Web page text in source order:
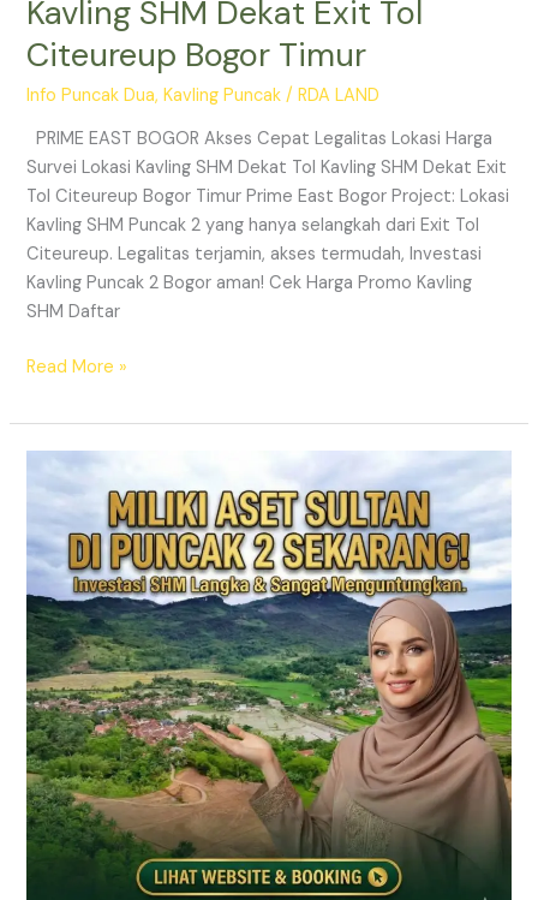
Kavling SHM Dekat Exit Tol
Citeureup Bogor Timur
Info Puncak Dua,Kavling Puncak /RDA LAND
PRIME EAST BOGOR Akses Cepat Legalitas Lokasi Harga
Survei Lokasi Kavling SHM Dekat Tol Kavling SHM Dekat Exit
Tol Citeureup Bogor Timur Prime East Bogor Project: Lokasi
Kavling SHM Puncak 2 yang hanya selangkah dari Exit Tol
Citeureup. Legalitas terjamin, akses termudah, Investasi
Kavling Puncak 2 Bogor aman! Cek Harga Promo Kavling
SHM Daftar
Read More »
EAST
BOGOR
KAVLING
VILLA
JALUR
PUNCAK
2
DEKAT
TOL
CITEUREUP